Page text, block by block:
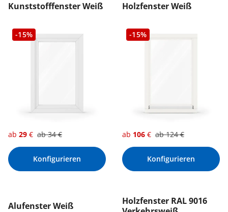
Kunststofffenster Weiß
-15%
ab 29 € ab34€
Konfigurieren
Holzfenster Weiß
-15%
ab 106 € ab124€
Konfigurieren
Alufenster Weiß
Holzfenster RAL 9016